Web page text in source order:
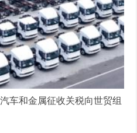
车和金属征收关税向世贸组